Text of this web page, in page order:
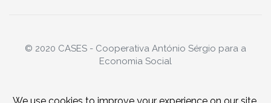
© 2020 CASES - Cooperativa António Sérgio para a
Economia Social